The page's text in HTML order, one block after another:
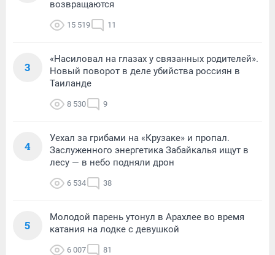
возвращаются
15 519 11
3
«Насиловал на глазах у связанных родителей».
Новый поворот в деле убийства россиян в
Таиланде
8 530 9
4
Уехал за грибами на «Крузаке» и пропал.
Заслуженного энергетика Забайкалья ищут в
лесу — в небо подняли дрон
6 534 38
5
Молодой парень утонул в Арахлее во время
катания на лодке с девушкой
6 007 81